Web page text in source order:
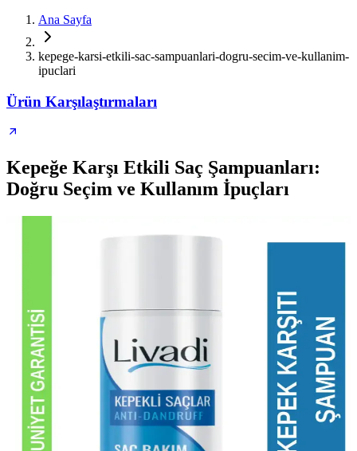
Ana Sayfa
kepege-karsi-etkili-sac-sampuanlari-dogru-secim-ve-kullanim-
ipuclari
Ürün Karşılaştırmaları
Kepeğe Karşı Etkili Saç Şampuanları:
Doğru Seçim ve Kullanım İpuçları